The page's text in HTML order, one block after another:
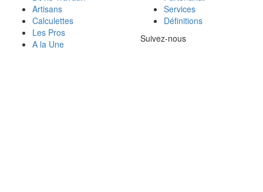
Artisans
Calculettes
Les Pros
A la Une
Services
Définitions
Suivez-nous